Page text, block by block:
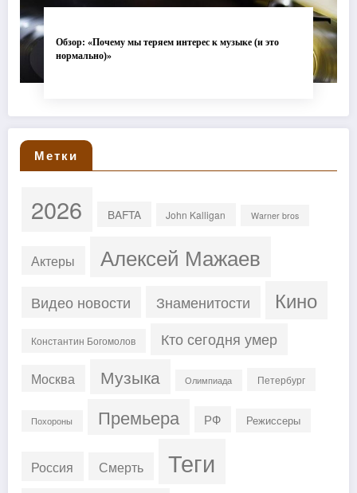
Обзор: «Почему мы теряем интерес к музыке (и это
нормально)»
Метки
2026 BAFTA John Kalligan Warner bros
Актеры Алексей Мажаев
Видео новости Знаменитости Кино
Константин Богомолов Кто сегодня умер
Москва Музыка Олимпиада Петербург
Похороны Премьера РФ Режиссеры
Россия Смерть Теги